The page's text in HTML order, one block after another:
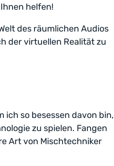
helfen!
des räumlichen Audios
der virtuellen Realität zu
ich so besessen davon bin,
zu spielen. Fangen
Art von Mischtechniker